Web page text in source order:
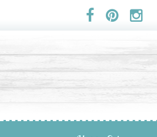
Panneau de gestion des cookies